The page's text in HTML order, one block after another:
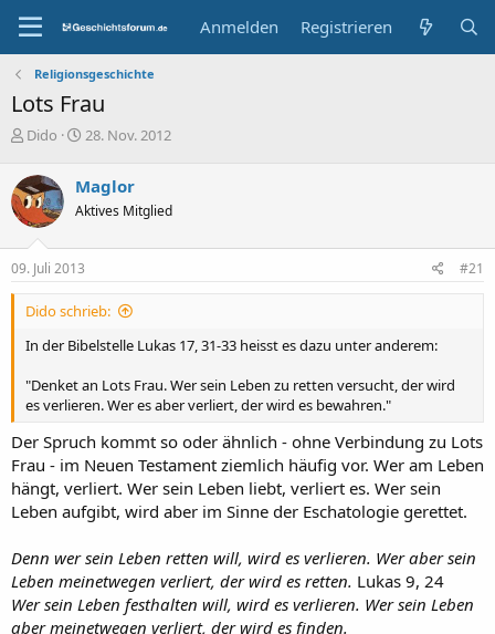
Anmelden Registrieren
Religionsgeschichte
Lots Frau
E
s
t
e
l
l
e
Dido
E
t
e
l
m
28. Nov. 2012
Maglor
Aktives Mitglied
09. Juli 2013 #21
Dido schrieb:
In der Bibelstelle Lukas 17, 31-33 heisst es dazu unter anderem:
"Denket an Lots Frau. Wer sein Leben zu retten versucht, der wird
es verlieren. Wer es aber verliert, der wird es bewahren."
Der Spruch kommt so oder ähnlich - ohne Verbindung zu Lots
Frau - im Neuen Testament ziemlich häufig vor. Wer am Leben
hängt, verliert. Wer sein Leben liebt, verliert es. Wer sein
Leben aufgibt, wird aber im Sinne der Eschatologie gerettet.
Denn wer sein Leben retten will, wird es verlieren. Wer aber sein
Leben meinetwegen verliert, der wird es retten. Lukas 9, 24
Wer sein Leben festhalten will, wird es verlieren. Wer sein Leben
aber meinetwegen verliert, der wird es finden.